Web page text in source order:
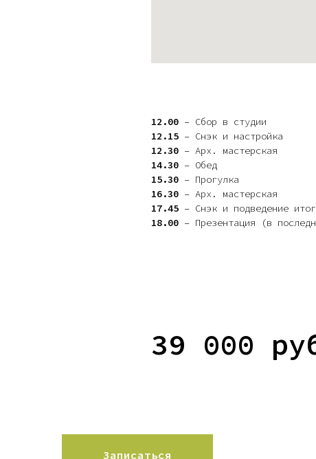
12.00 – Сбор в студии
12.15 – Снэк и настройка
12.30 – Арх. мастерская
14.30 – Обед
15.30 – Прогулка
16.30 – Арх. мастерская
17.45 – Снэк и подведение
18.00 – Презентация (в
39 000
Записаться